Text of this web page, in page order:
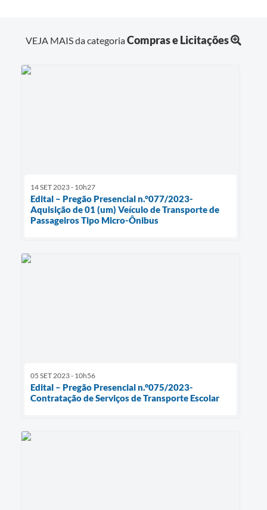
VEJA MAIS da categoriaCompras e Licitações
14 SET 2023 - 10h27
Edital – Pregão Presencial n.°077/2023-
Aquisição de 01 (um) Veículo de Transporte de
Passageiros Tipo Micro-Ônibus
05 SET 2023 - 10h56
Edital – Pregão Presencial n.°075/2023-
Contratação de Serviços de Transporte Escolar